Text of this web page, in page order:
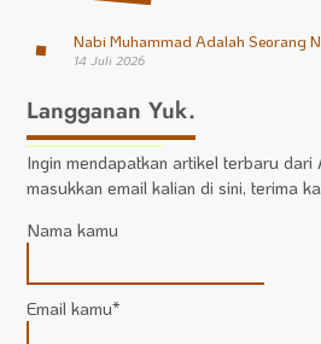
Nabi Muhammad Adalah Seorang
14 Juli 2026
Langganan Yuk.
Ingin mendapatkan artikel terbaru dari
masukkan email kalian di sini, terima
Nama kamu
Email kamu*